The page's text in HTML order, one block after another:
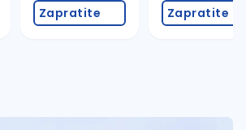
Zapratite Zapratite